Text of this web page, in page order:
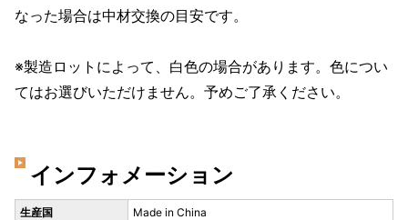
なった場合は中材交換の目安です。
※製造ロットによって、白色の場合があります。色につい
てはお選びいただけません。予めご了承ください。
インフォメーション
生産国 Made in China